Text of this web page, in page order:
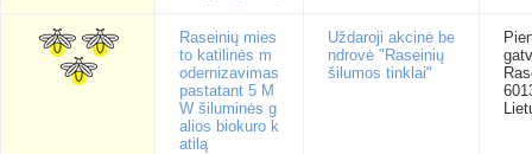
Raseinių mies
to katilinės m
odernizavimas
pastatant 5 M
W šiluminės g
alios biokuro k
atilą
Uždaroji akcinė be
ndrovė "Raseinių
šilumos tinklai"